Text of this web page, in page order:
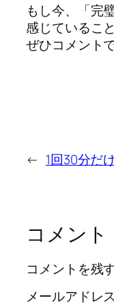
もし今、「完
感じているこ
ぜひコメント
← 1回30分だ
コメント
コメントを残
メールアドレ